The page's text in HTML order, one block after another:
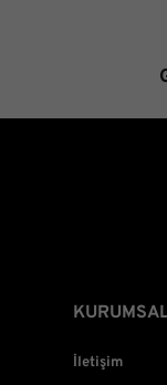
İletişim